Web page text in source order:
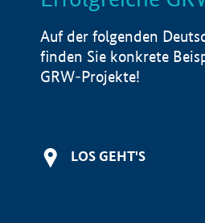
Auf der folgenden
finden Sie konkrete
GRW-Projekte!
LOS GEHT'S